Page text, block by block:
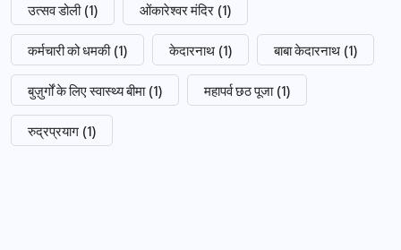
उत्सव डोली (1) ओंकारेश्वर मंदिर (1)
कर्मचारी को धमकी (1) केदारनाथ (1) बाबा केदारनाथ (1)
बुज़ुर्गों के लिए स्वास्थ्य बीमा (1) महापर्व छठ पूजा (1)
रुद्रप्रयाग (1)